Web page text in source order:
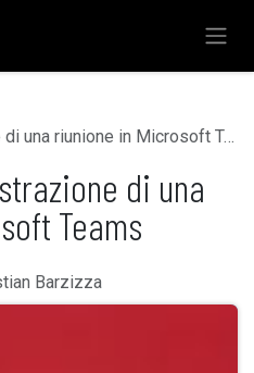
riunione in Microsoft Teams
di una
Teams
Barzizza